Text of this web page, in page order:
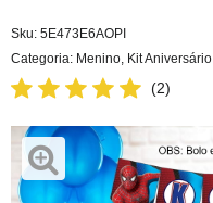
Sku: 5E473E6AOPI
Categoria: Menino Kit Aniversário
(2)